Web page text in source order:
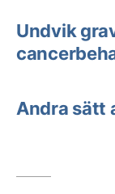
Undvik
Andra sätt